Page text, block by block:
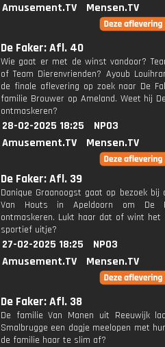
Amusement.TV
Mensen.TV
De Faker: Afl. 40
Wie gaat er met de winst vandoor?
of Team Dierenvrienden? Ayoub
de finale aflevering op zoek naar De
familie Brouwer op Ameland. Weet hij
ontmaskeren?
28-02-2025 18:25
NPO3
Amusement.TV
Mensen.TV
De Faker: Afl. 39
Danique Graanoogst gaat op bezoek bij
Van Houts in Apeldoorn om De
ontmaskeren. Lukt haar dat of wint het
sportief uitje?
27-02-2025 18:25
NPO3
Amusement.TV
Mensen.TV
De Faker: Afl. 38
De familie Van Manen uit Reeuwijk
Smalbrugge een dagje meelopen met
de familie haar te slim af?